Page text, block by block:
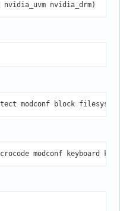
nvidia_uvm nvidia_drm)
modconf block
modconf keyboard